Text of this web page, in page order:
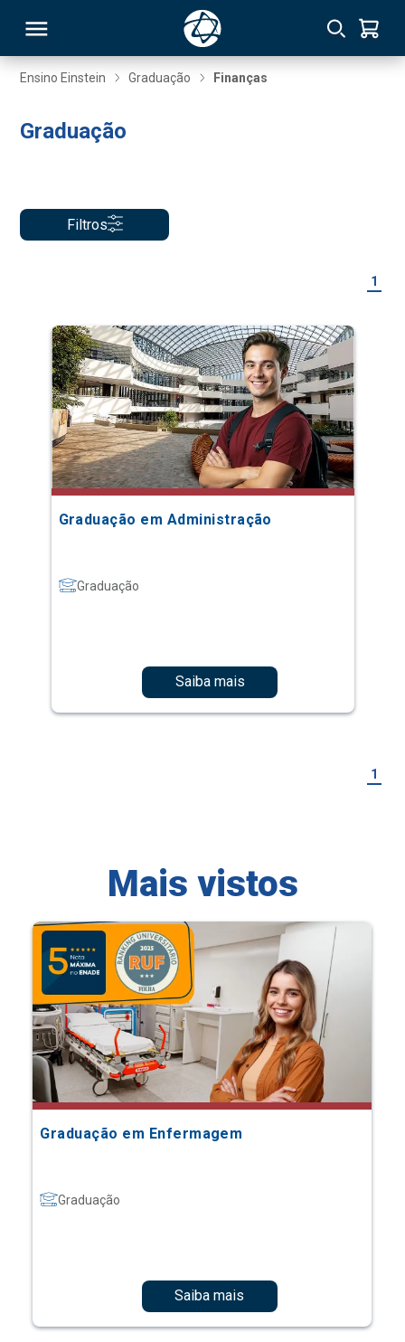
Ensino Einstein Graduação Finanças
Graduação
Filtros
1
Graduação em Administração
Graduação
Saiba mais
1
Mais vistos
Graduação em Enfermagem
Graduação
Saiba mais